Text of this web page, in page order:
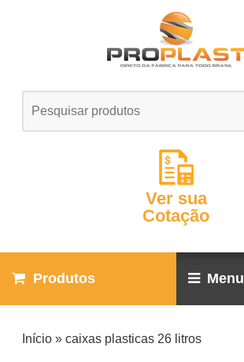
Ver sua
Cotação
Produtos Menu
Início »caixas plasticas 26 litros